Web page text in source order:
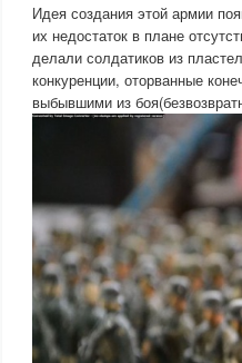
Идея создания этой армии
их недостаток в плане
делали солдатиков из
конкуренции, оторванные
выбывшими из